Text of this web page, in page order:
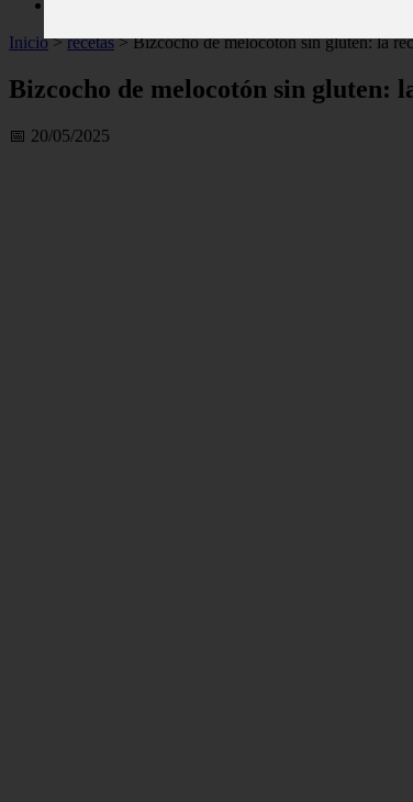
Inicio > recetas >Bizcocho de melocotón sin gluten: la
Bizcocho de melocotón sin gluten:
📅 20/05/2025